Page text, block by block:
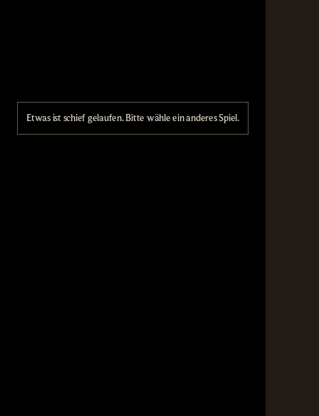
Etwas ist schief gelaufen. Bitte wähle ein anderes Spiel.